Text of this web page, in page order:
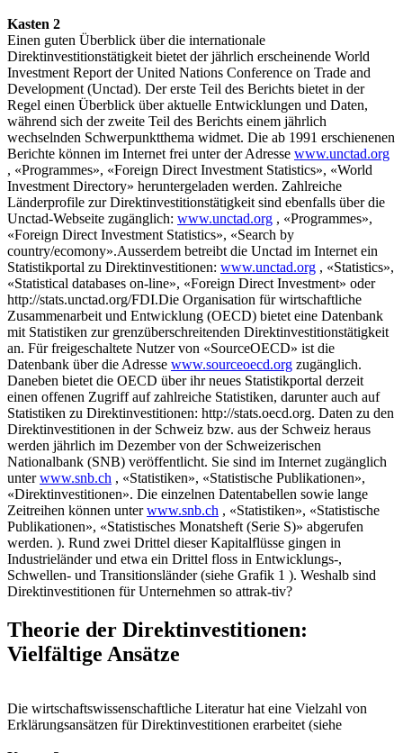
Kasten 2
Einen guten Überblick über die internationale
Direktinvestitionstätigkeit bietet der jährlich erscheinende World
Investment Report der United Nations Conference on Trade and
Development (Unctad). Der erste Teil des Berichts bietet in der
Regel einen Überblick über aktuelle Entwicklungen und Daten,
während sich der zweite Teil des Berichts einem jährlich
wechselnden Schwerpunktthema widmet. Die ab 1991 erschienenen
Berichte können im Internet frei unter der Adresse www.unctad.org
, «Programmes», «Foreign Direct Investment Statistics», «World
Investment Directory» heruntergeladen werden. Zahlreiche
Länderprofile zur Direktinvestitionstätigkeit sind ebenfalls über die
Unctad-Webseite zugänglich: www.unctad.org , «Programmes»,
«Foreign Direct Investment Statistics», «Search by
country/ecomony».Ausserdem betreibt die Unctad im Internet ein
Statistikportal zu Direktinvestitionen: www.unctad.org , «Statistics»,
«Statistical databases on-line», «Foreign Direct Investment» oder
http://stats.unctad.org/FDI.Die Organisation für wirtschaftliche
Zusammenarbeit und Entwicklung (OECD) bietet eine Datenbank
mit Statistiken zur grenzüberschreitenden Direktinvestitionstätigkeit
an. Für freigeschaltete Nutzer von «SourceOECD» ist die
Datenbank über die Adresse www.sourceoecd.org zugänglich.
Daneben bietet die OECD über ihr neues Statistikportal derzeit
einen offenen Zugriff auf zahlreiche Statistiken, darunter auch auf
Statistiken zu Direktinvestitionen: http://stats.oecd.org. Daten zu den
Direktinvestitionen in der Schweiz bzw. aus der Schweiz heraus
werden jährlich im Dezember von der Schweizerischen
Nationalbank (SNB) veröffentlicht. Sie sind im Internet zugänglich
unterwww.snb.ch , «Statistiken», «Statistische Publikationen»,
«Direktinvestitionen». Die einzelnen Datentabellen sowie lange
Zeitreihen können unterwww.snb.ch , «Statistiken», «Statistische
Publikationen», «Statistisches Monatsheft (Serie S)» abgerufen
werden. ). Rund zwei Drittel dieser Kapitalflüsse gingen in
Industrieländer und etwa ein Drittel floss in Entwicklungs-,
Schwellen- und Transitionsländer (siehe Grafik 1 ). Weshalb sind
Direktinvestitionen für Unternehmen so attrak-tiv?
Theorie der Direktinvestitionen:
Vielfältige Ansätze
Die wirtschaftswissenschaftliche Literatur hat eine Vielzahl von
Erklärungsansätzen für Direktinvestitionen erarbeitet (siehe